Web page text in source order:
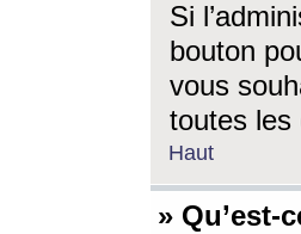
Si
bouton
vous
toutes les
Haut
» Qu’est-